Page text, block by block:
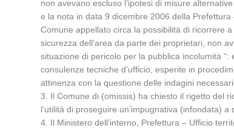
non avevano escluso l’ipotesi di misure
e la nota in data 9 dicembre 2006 della
Comune appellato circa la possibilità di ricorrere
sicurezza dell’area da parte dei proprietari, non
situazione di pericolo per la pubblica incolumità
consulenze tecniche d’ufficio, esperite in
attinenza con la questione delle indagini
3. Il Comune di (omissis) ha chiesto il rigetto del
l’utilità di proseguire un’impugnativa (infondata)
4. Il Ministero dell’interno, Prefettura – Ufficio